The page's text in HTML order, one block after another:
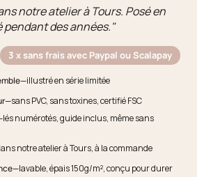
notre atelier à Tours. Posé en
des années."
3 x sans frais avec Paypal ou Scalapay
—illustré en série limitée
—sans PVC, sans toxines, certifié FSC
numérotés, guide inclus, même sans
notre atelier à Tours, à la commande
—lavable, épais 150g/m², conçu pour durer